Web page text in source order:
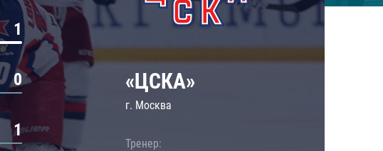
1
0
1
«ЦСКА»
г. Москва
Тренер: